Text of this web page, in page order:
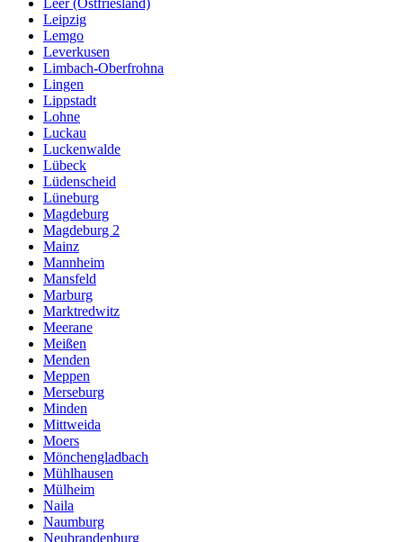
Leipzig
Lemgo
Leverkusen
Limbach-Oberfrohna
Lingen
Lippstadt
Lohne
Luckau
Luckenwalde
Lübeck
Lüdenscheid
Lüneburg
Magdeburg
Magdeburg 2
Mainz
Mannheim
Mansfeld
Marburg
Marktredwitz
Meerane
Meißen
Menden
Meppen
Merseburg
Minden
Mittweida
Moers
Mönchengladbach
Mühlhausen
Mülheim
Naila
Naumburg
Neubrandenburg